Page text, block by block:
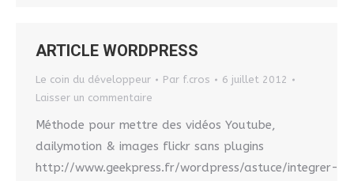
ARTICLE WORDPRESS
Le coin du développeur Par f.cros
6 juillet 2012
Laisser un commentaire
Méthode pour mettre des vidéos Youtube,
dailymotion & images flickr sans plugins
http://www.geekpress.fr/wordpress/astuce/integrer-